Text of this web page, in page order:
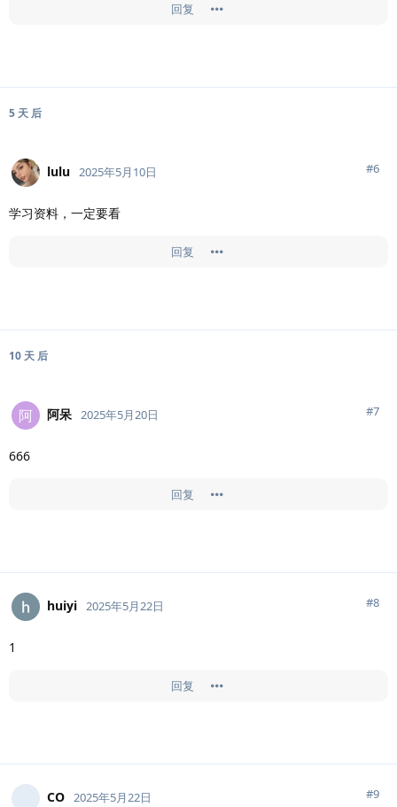
回复
5 天后
lulu 2025年5月10日 #6
学习资料，一定要看
回复
10 天后
阿 阿呆 2025年5月20日 #7
666
回复
huiyi 2025年5月22日 #8
1
回复
CO 2025年5月22日 #9